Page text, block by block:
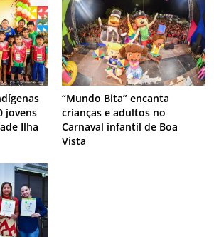
jovens
Ilha
“Mundo Bita” encanta
crianças e adultos no
Carnaval infantil de Boa
Vista